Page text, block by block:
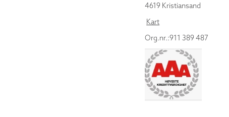
4619 Kristiansand
Kart
Org.nr.:911 389 487